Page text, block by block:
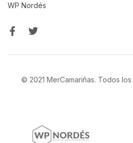
WP Nordés
© 2021 MerCamariñas. Todos